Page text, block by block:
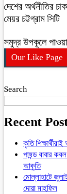
দেশের অর্থনীতির
মেয়র চট্টগ্রাম সিটি
সমুদ্র উপকূলে
Our Like Page
Search
Recent
কৃতি
পাষন্ড বাবার
আকুতি
মোল্লাহাটে
দোয়া মাহফিল